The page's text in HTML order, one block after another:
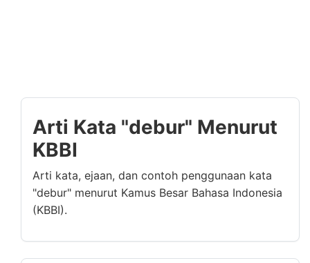
Arti Kata "debur" Menurut
KBBI
Arti kata, ejaan, dan contoh penggunaan kata
"debur" menurut Kamus Besar Bahasa Indonesia
(KBBI).